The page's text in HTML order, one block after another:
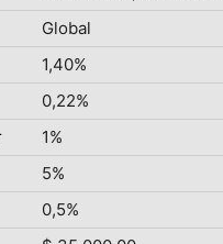
Global
1,40%
0,22%
1%
5%
0,5%